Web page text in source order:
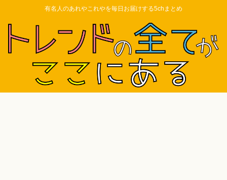
有名人のあれやこれやを毎日お届けする5chまとめ